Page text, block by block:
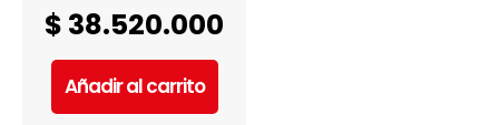
$ 38.520.000
Añadir al carrito